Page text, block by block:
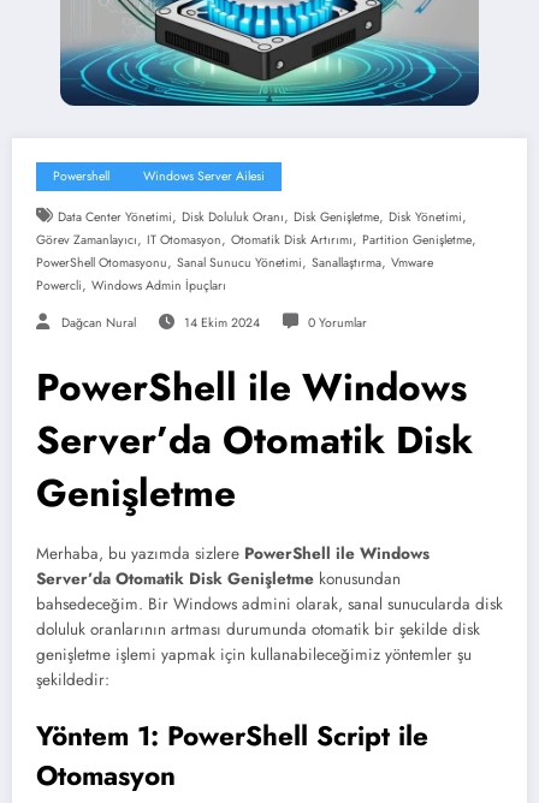
Powershell Windows Server Ailesi
Data Center Yönetimi, Disk Doluluk Oranı, Disk Genişletme, Disk Yönetimi,
Görev Zamanlayıcı, IT Otomasyon, Otomatik Disk Artırımı, Partition Genişletme,
PowerShell Otomasyonu, Sanal Sunucu Yönetimi, Sanallaştırma, Vmware
Powercli, Windows Admin İpuçları
Dağcan Nural 14 Ekim 2024 0 Yorumlar
PowerShell ile Windows
Server’da Otomatik Disk
Genişletme
Merhaba, bu yazımda sizlere PowerShell ile Windows
Server’da Otomatik Disk Genişletme konusundan
bahsedeceğim. Bir Windows admini olarak, sanal sunucularda disk
doluluk oranlarının artması durumunda otomatik bir şekilde disk
genişletme işlemi yapmak için kullanabileceğimiz yöntemler şu
şekildedir:
Yöntem 1: PowerShell Script ile
Otomasyon